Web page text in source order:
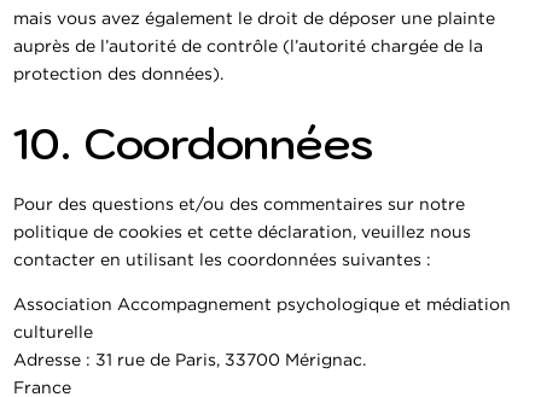
mais vous avez également le droit de déposer une plainte
auprès de l’autorité de contrôle (l’autorité chargée de la
protection des données).
10. Coordonnées
Pour des questions et/ou des commentaires sur notre
politique de cookies et cette déclaration, veuillez nous
contacter en utilisant les coordonnées suivantes :
Association Accompagnement psychologique et médiation
culturelle
Adresse : 31 rue de Paris, 33700 Mérignac.
France